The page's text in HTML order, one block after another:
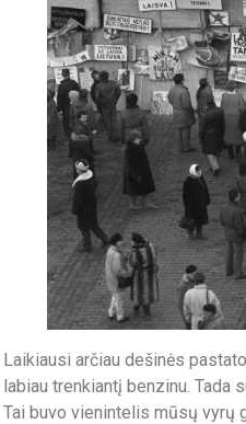
Laikiausi arčiau dešinės
labiau trenkiantį benzinu.
Tai buvo vienintelis mūsų vyrų